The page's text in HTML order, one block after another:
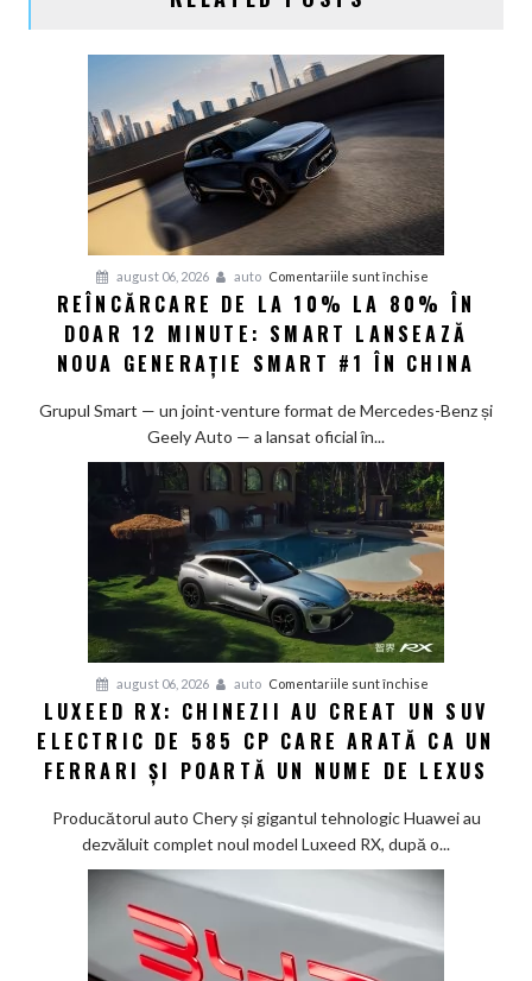
august 06, 2026 auto Comentariile sunt închise
Reîncărcare
de
la
la
doar
12
minute:
lansează
noua
generație
Smart
în
China
REÎNCĂRCARE DE LA 10% LA 80% ÎN
DOAR 12 MINUTE: SMART LANSEAZĂ
NOUA GENERAȚIE SMART #1 ÎN CHINA
Grupul Smart — un joint-venture format de Mercedes-Benz și
Geely Auto — a lansat oficial în...
august 06, 2026 auto Comentariile sunt închise
Luxeed
RX:
Chinezii
creat
un
585
LUXEED RX: CHINEZII AU CREAT UN SUV
ELECTRIC DE 585 CP CARE ARATĂ CA UN
FERRARI ȘI POARTĂ UN NUME DE LEXUS
Producătorul auto Chery și gigantul tehnologic Huawei au
dezvăluit complet noul model Luxeed RX, după o...